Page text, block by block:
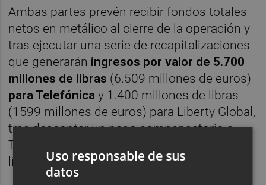
Ambas partes prevén recibir fondos totales
netos en metálico al cierre de la operación y
tras ejecutar una serie de recapitalizaciones
que generarán ingresos por valor de 5.700
millones de libras (6.509 millones de euros)
para Telefónica y 1.400 millones de libras
(1599 millones de euros) para Liberty Global,
tras descontar un pago compensatorio a
Telefónica por valor de 2.500 millones de
libras (2.855 millones de euros).
Uso responsable de sus
datos